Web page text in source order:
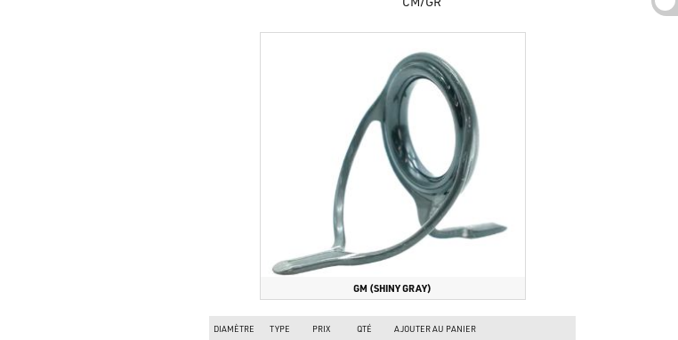
design monopatte.
Trois raisons principales de le choisir :
Légèreté Extrême :
Multifonctionnel :
Type de techniques de pêche visées :
GM (SHINY GRAY)
DIAMÈTRE TYPE PRIX QTÉ AJOUTER AU PANIER